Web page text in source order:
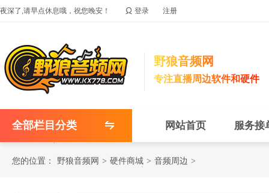
夜深了,请早点休息哦，祝您晚安！  登录 注册
野狼音频网
专注直播周边软件和硬件
全部栏目分类 网站首页 服务接
您的位置： 野狼音频网 > 硬件商城 > 音频周边 >